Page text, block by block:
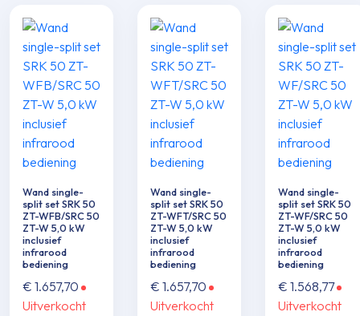
Wand single-
split set SRK 50
ZT-WFB/SRC 50
ZT-W 5,0 kW
inclusief
infrarood
bediening
€ 1.657,70
Uitverkocht
Wand single-
split set SRK 50
ZT-WFT/SRC 50
ZT-W 5,0 kW
inclusief
infrarood
bediening
€ 1.657,70
Uitverkocht
Wand single-
split set SRK 50
ZT-WF/SRC 50
ZT-W 5,0 kW
inclusief
infrarood
bediening
€ 1.568,77
Uitverkocht